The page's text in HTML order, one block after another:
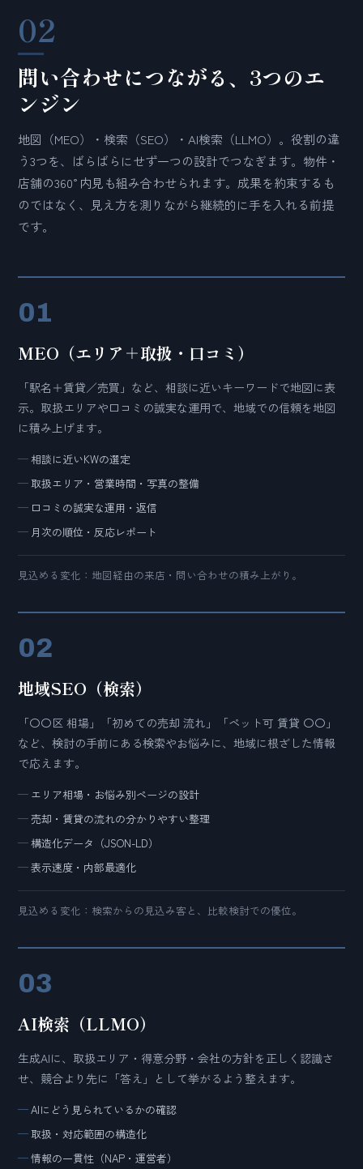
02
問い合わせにつながる、3つのエ
ンジン
地図（MEO）・検索（SEO）・AI検索（LLMO）。役割の違
う3つを、ばらばらにせず一つの設計でつなぎます。物件・
店舗の360°内見も組み合わせられます。成果を約束するも
のではなく、見え方を測りながら継続的に手を入れる前提
です。
01
MEO（エリア＋取扱・口コミ）
「駅名＋賃貸／売買」など、相談に近いキーワードで地図に表
示。取扱エリアや口コミの誠実な運用で、地域での信頼を地図
に積み上げます。
相談に近いKWの選定
取扱エリア・営業時間・写真の整備
口コミの誠実な運用・返信
月次の順位・反応レポート
見込める変化：地図経由の来店・問い合わせの積み上がり。
02
地域SEO（検索）
「〇〇区 相場」「初めての売却 流れ」「ペット可 賃貸 〇〇」
など、検討の手前にある検索やお悩みに、地域に根ざした情報
で応えます。
エリア相場・お悩み別ページの設計
売却・賃貸の流れの分かりやすい整理
構造化データ（JSON-LD）
表示速度・内部最適化
見込める変化：検索からの見込み客と、比較検討での優位。
03
AI検索（LLMO）
生成AIに、取扱エリア・得意分野・会社の方針を正しく認識さ
せ、競合より先に「答え」として挙がるよう整えます。
AIにどう見られているかの確認
取扱・対応範囲の構造化
情報の一貫性（NAP・運営者）